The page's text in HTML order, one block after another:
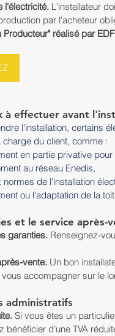
l'électricité. L'installateur
par l'acheteur
Producteur" réalisé par
à effectuer avant
l'installation, certains
du client, comme :
en partie privative pour
au réseau Enedis,
normes de l'installation
ou l'adaptation de la
et le service après-
garanties. Renseignez-
vente. Un bon
accompagner sur le
administratifs
Si vous êtes un
bénéficier d'une TVA